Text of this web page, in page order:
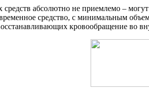
средств абсолютно не приемлемо –
средство, с минимальным
кровообращение во